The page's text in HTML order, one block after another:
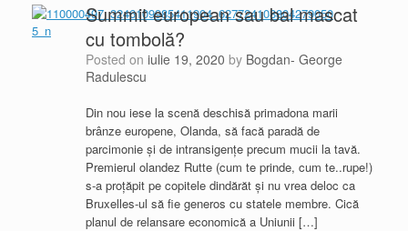
Summit european sau bal mascat
cu tombolă?
Posted on iulie 19, 2020 by Bogdan- George
Radulescu
Din nou iese la scenă deschisă primadona marii
brânze europene, Olanda, să facă paradă de
parcimonie și de intransigențe precum mucii la tavă.
Premierul olandez Rutte (cum te prinde, cum te..rupe!)
s-a proțăpit pe copitele dindărăt și nu vrea deloc ca
Bruxelles-ul să fie generos cu statele membre. Cică
planul de relansare economică a Uniunii […]